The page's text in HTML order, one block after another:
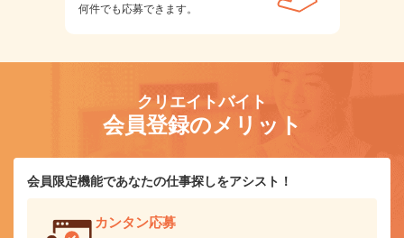
何件でも応募できます。
クリエイトバイト
会員登録のメリット
会員限定機能であなたの仕事探しをアシスト！
カンタン応募